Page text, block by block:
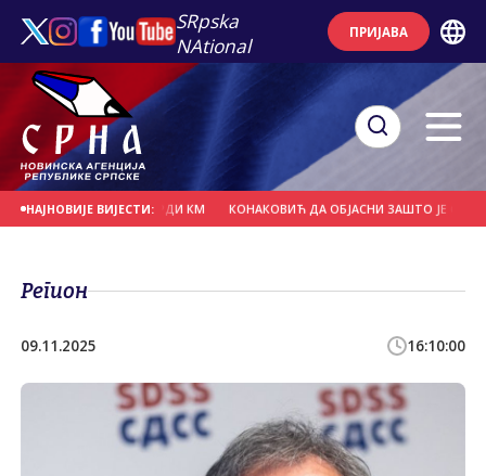
SRpska
NAtional
ПРИЈАВА
НАЈНОВИЈЕ ВИЈЕСТИ:
СКОРО 20 МИЛИЈАРДИ КМ КОНАКОВИЋ ДА ОБЈАСНИ ЗАШТО ЈЕ СРБИН
Регион
09.11.2025 16:10:00